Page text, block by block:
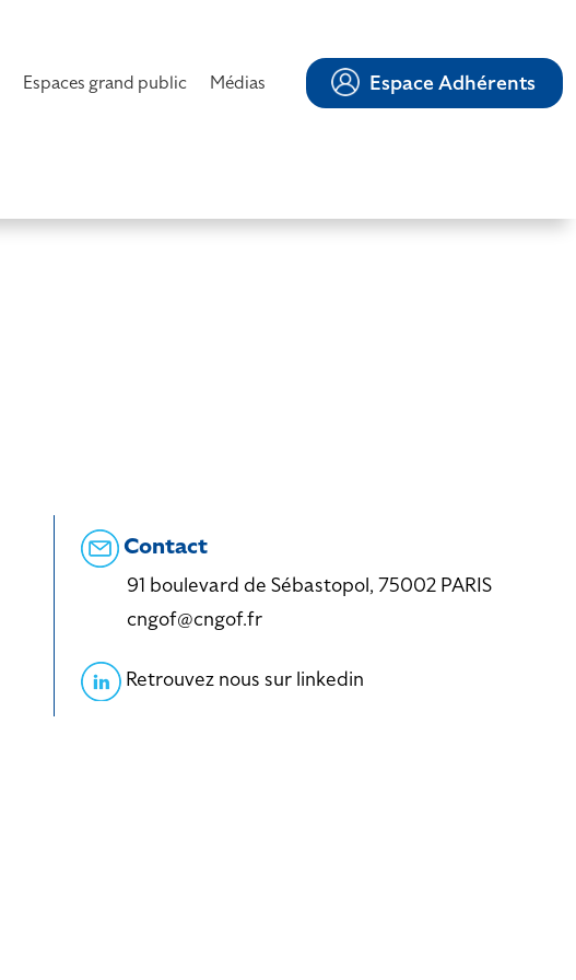
Espaces grand public Médias Espace Adhérents
Contact
91 boulevard de Sébastopol, 75002 PARIS
cngof@cngof.fr
Retrouvez nous sur linkedin